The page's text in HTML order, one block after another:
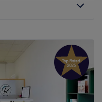
18:00
Geschlossen
–18:00
18:00
Geschlossen